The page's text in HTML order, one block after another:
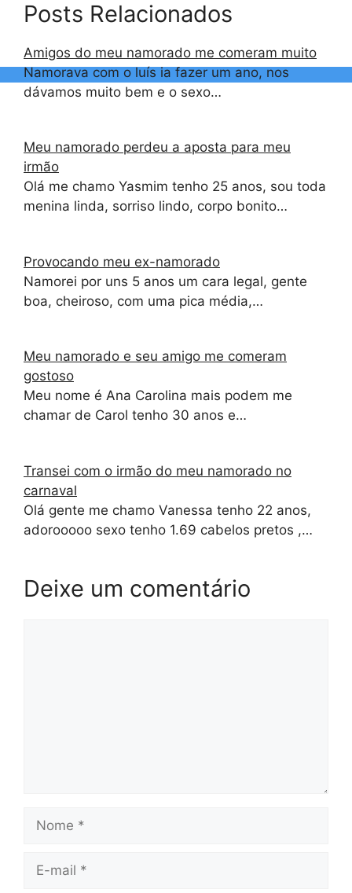
Posts Relacionados
Amigos do meu namorado me comeram muito
Namorava com o luís ia fazer um ano, nos
dávamos muito bem e o sexo…
Meu namorado perdeu a aposta para meu
irmão
Olá me chamo Yasmim tenho 25 anos, sou toda
menina linda, sorriso lindo, corpo bonito…
Provocando meu ex-namorado
Namorei por uns 5 anos um cara legal, gente
boa, cheiroso, com uma pica média,…
Meu namorado e seu amigo me comeram
gostoso
Meu nome é Ana Carolina mais podem me
chamar de Carol tenho 30 anos e…
Transei com o irmão do meu namorado no
carnaval
Olá gente me chamo Vanessa tenho 22 anos,
adorooooo sexo tenho 1.69 cabelos pretos ,…
Deixe um comentário
Nome